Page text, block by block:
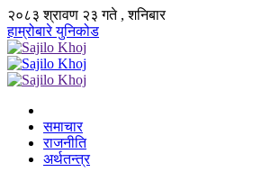
२०८३ श्रावण २३ गते , शनिबार
हाम्रोबारेयुनिकोड
समाचार
राजनीति
अर्थतन्त्र